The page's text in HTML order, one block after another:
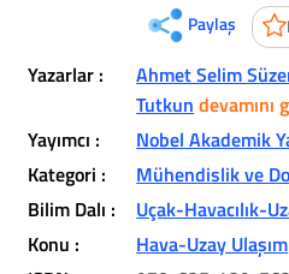
Paylaş
Yazarlar : Ahmet Selim
Tutkun devamını
Yayımcı :
Nobel Akademik
Kategori :
Mühendislik ve
Bilim Dalı :
Uçak-Havacılık-
Konu :
Hava-Uzay Ulaşım